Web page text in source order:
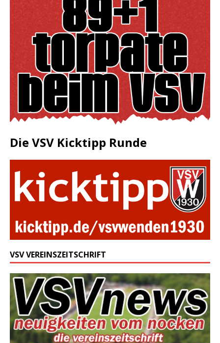
Die VSV Kicktipp Runde
VSV VEREINSZEITSCHRIFT